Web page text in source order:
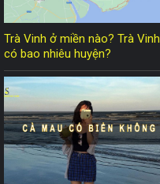
Trà Vinh ở miền nào? Trà Vinh
có bao nhiêu huyện?